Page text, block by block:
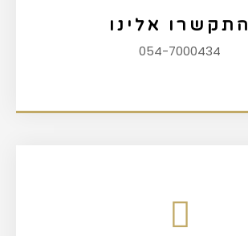
התקשרו אלינו
054-7000434